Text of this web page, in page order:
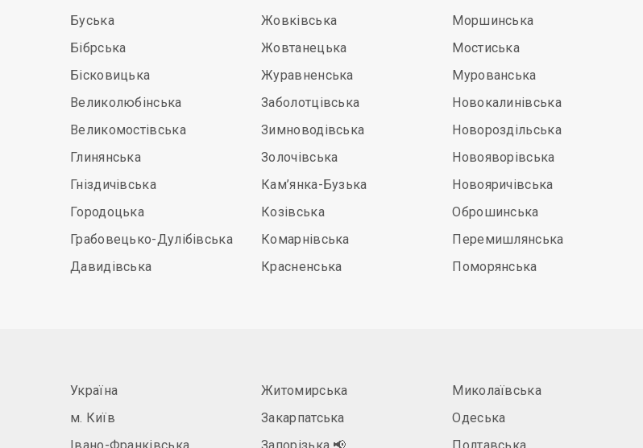
Буська
Бібрська
Бісковицька
Великолюбінська
Великомостівська
Глинянська
Гніздичівська
Городоцька
Грабовецько-Дулібівська
Давидівська
Жовківська
Жовтанецька
Журавненська
Заболотцівська
Зимноводівська
Золочівська
Кам’янка-Бузька
Козівська
Комарнівська
Красненська
Моршинська
Мостиська
Мурованська
Новокалинівська
Новороздільська
Новояворівська
Новояричівська
Оброшинська
Перемишлянська
Поморянська
Україна
м. Київ
Житомирська
Закарпатська
Миколаївська
Одеська